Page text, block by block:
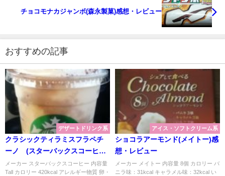
チョコモナカジャンボ(森永製菓)感想・レビュー
おすすめの記事
デザートドリンク系
クラシックティラミスフラペチ
ーノ®(スターバックスコーヒー)
感想・レビュー
メーカー スターバックスコーヒー 内容量
Tall カロリー 420kcal アレルギー物質 卵・
アイス・ソフトクリーム系
ショコラアーモンド(メイトー)感
想・レビュー
メーカー メイトー 内容量 8個 カロリー バ
ニラ味：31kcal キャラメル味：32kcal い